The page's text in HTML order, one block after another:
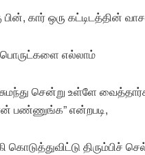
பின், கார் ஒரு கட்டிடத்தின்
எல்லாம்
சென்று உள்ளே
பண்ணுங்க” என்றபடி,
திரும்பிச்